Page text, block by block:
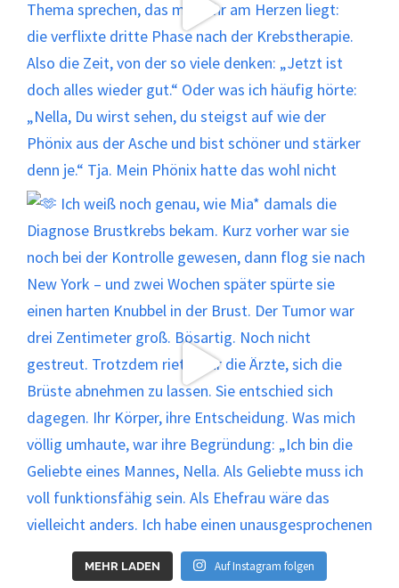
MEHR LADEN Auf Instagram folgen